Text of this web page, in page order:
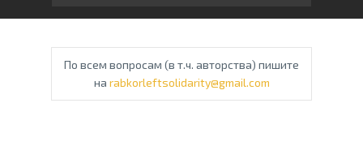
По всем вопросам (в т.ч. авторства) пишите
на rabkorleftsolidarity@gmail.com